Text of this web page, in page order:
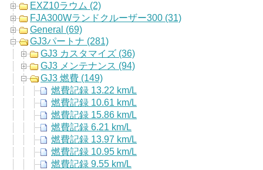
EXZ10ラウム (2)
FJA300Wランドクルーザー300 (31)
General (69)
GJ3パートナ (281)
GJ3 カスタマイズ (36)
GJ3 メンテナンス (94)
GJ3 燃費 (149)
燃費記録 13.22 km/L
燃費記録 10.61 km/L
燃費記録 15.86 km/L
燃費記録 6.21 km/L
燃費記録 13.97 km/L
燃費記録 10.95 km/L
燃費記録 9.55 km/L